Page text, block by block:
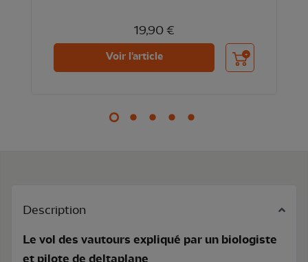
19,90 €
Voir l'article Ajouter au panier
Description
Le vol des vautours expliqué par un biologiste
et pilote de deltaplane